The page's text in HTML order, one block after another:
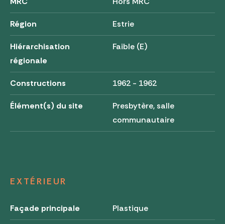
Région Estrie
Hiérarchisation
régionale
Faible (E)
Constructions 1962 - 1962
Élément(s) du site
Presbytère, salle
communautaire
EXTÉRIEUR
Façade principale Plastique